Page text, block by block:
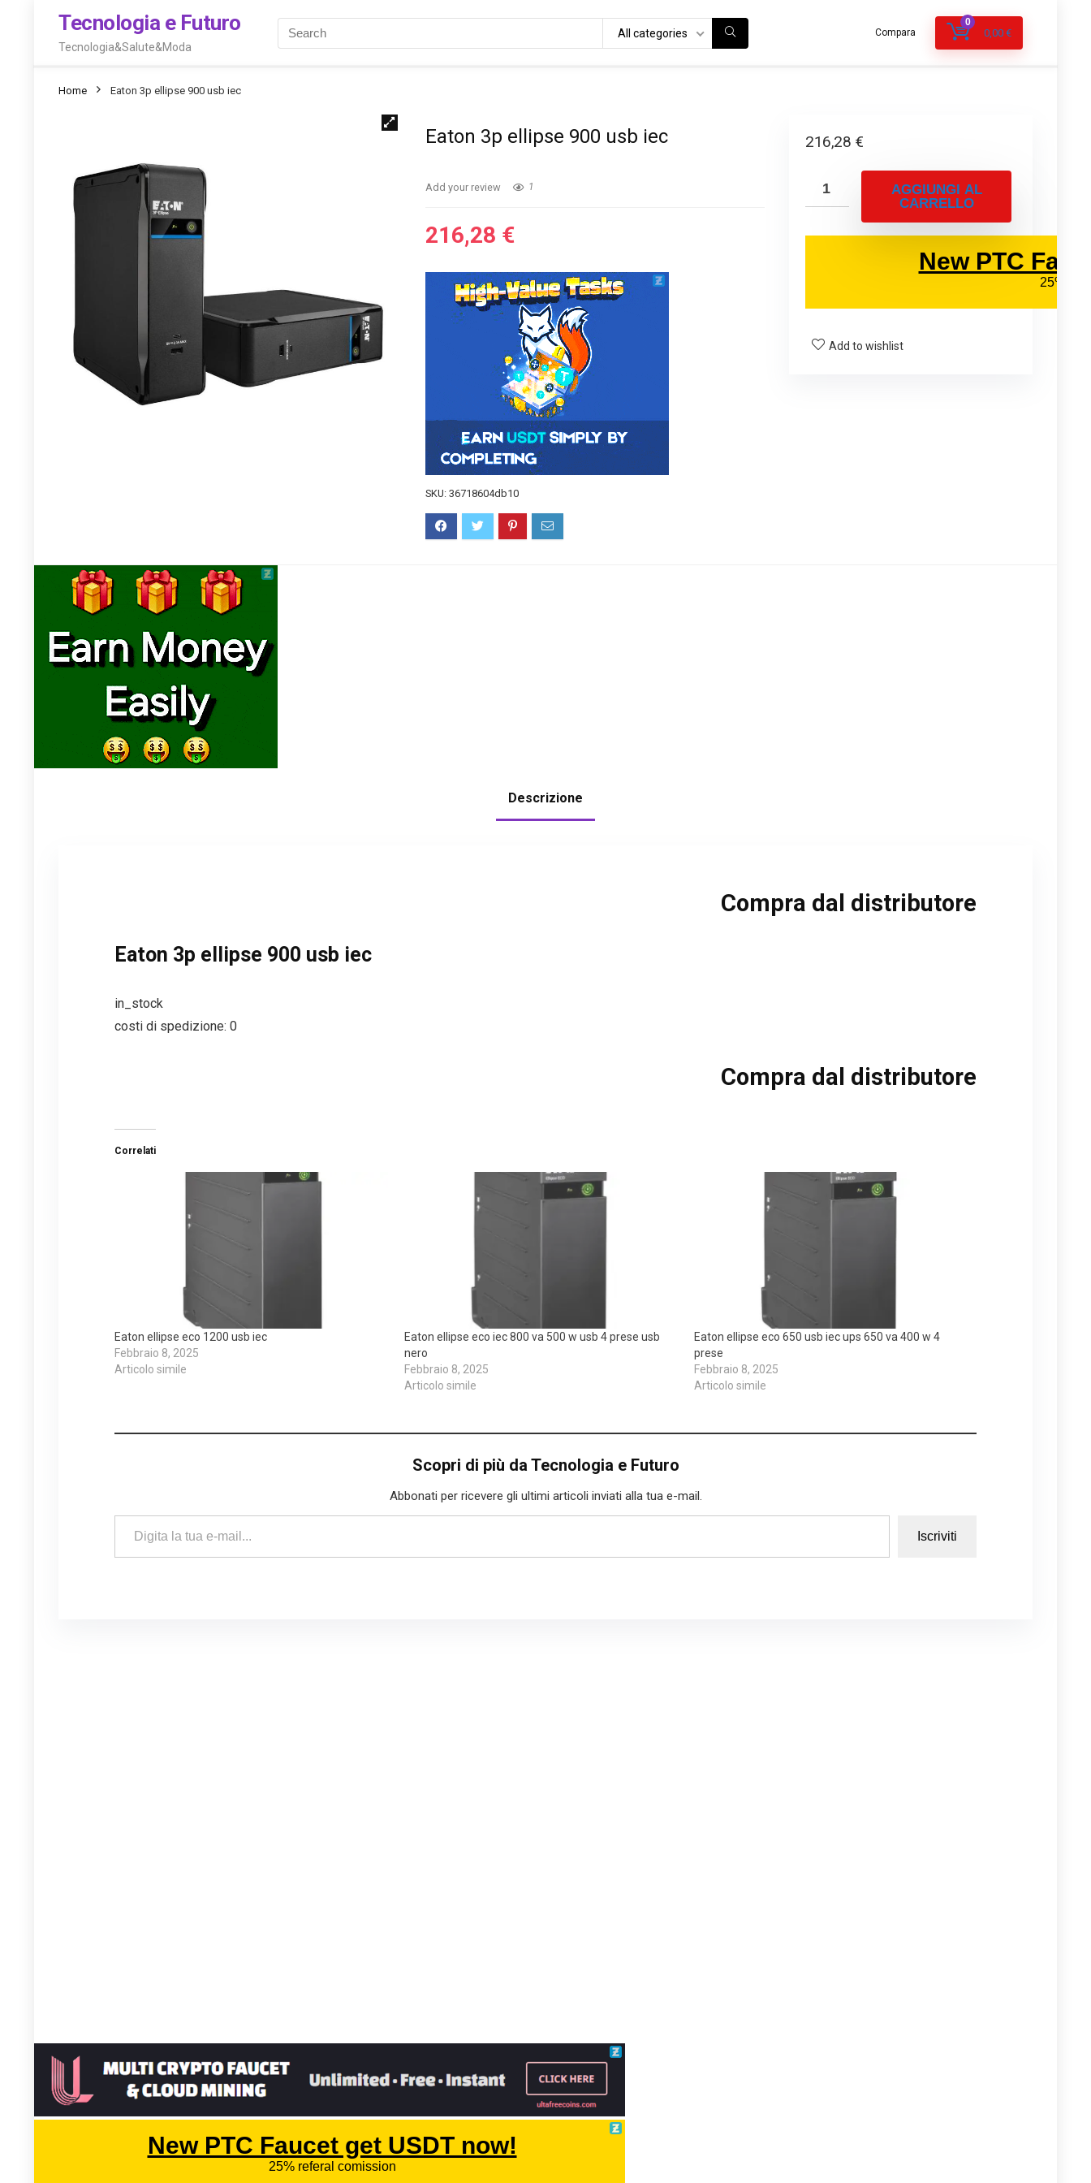
Tecnologia e Futuro
Tecnologia&Salute&Moda
All categories Compara
0
0,00 €
Home Eaton 3p ellipse 900 usb iec
Eaton 3p ellipse 900 usb iec
Add your review 1
216,28 €
SKU:36718604db10
216,28 €
AGGIUNGI AL
CARRELLO
Add to wishlist
Descrizione
Compra dal distributore
Eaton 3p ellipse 900 usb iec
in_stock
costi di spedizione: 0
Compra dal distributore
Correlati
Eaton ellipse eco 1200 usb iec
Febbraio 8, 2025
Articolo simile
Eaton ellipse eco iec 800 va 500 w usb 4 prese usb
nero
Febbraio 8, 2025
Articolo simile
Eaton ellipse eco 650 usb iec ups 650 va 400 w 4
prese
Febbraio 8, 2025
Articolo simile
Scopri di più da Tecnologia e Futuro
Abbonati per ricevere gli ultimi articoli inviati alla tua e-mail.
Digita la tua e-mail...
Iscriviti